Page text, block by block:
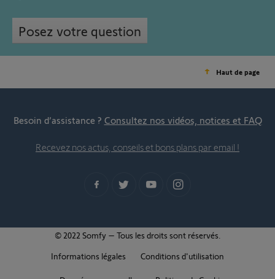
Posez votre question
Haut de page
Besoin d’assistance ? Consultez nos vidéos, notices et FAQ
Recevez nos actus, conseils et bons plans par email !
© 2022 Somfy – Tous les droits sont réservés.
Informations légales
Conditions d'utilisation